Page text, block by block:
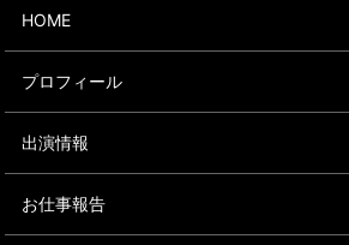
HOME
プロフィール
出演情報
お仕事報告